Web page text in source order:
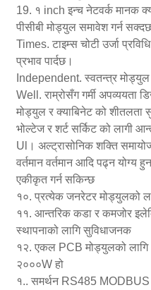
19. १ inch इन्च नेटवर्क मानक
पीसीबी मोड्युल समावेश गर्न
Times. टाइम्स चोटी उर्जा
प्रभाव पार्दछ।
Independent. स्वतन्त्र
Well. राम्रोसँग गर्मी
मोड्युल र क्याबिनेट को शीतलता
भोल्टेज र शर्ट सर्किट को लागी
Ul। अल्ट्रासोनिक शक्ति
वर्तमान वर्तमान आदि पढ्न
एकीकृत गर्न सकिन्छ
१०. प्रत्येक जनरेटर मोड्युलको
११. आन्तरिक कडा र कमजोर
स्थापनाको लागि सुविधाजनक
१२. एकल PCB मोड्युलको
२०००W हो
१.. समर्थन RS485 MODBUS